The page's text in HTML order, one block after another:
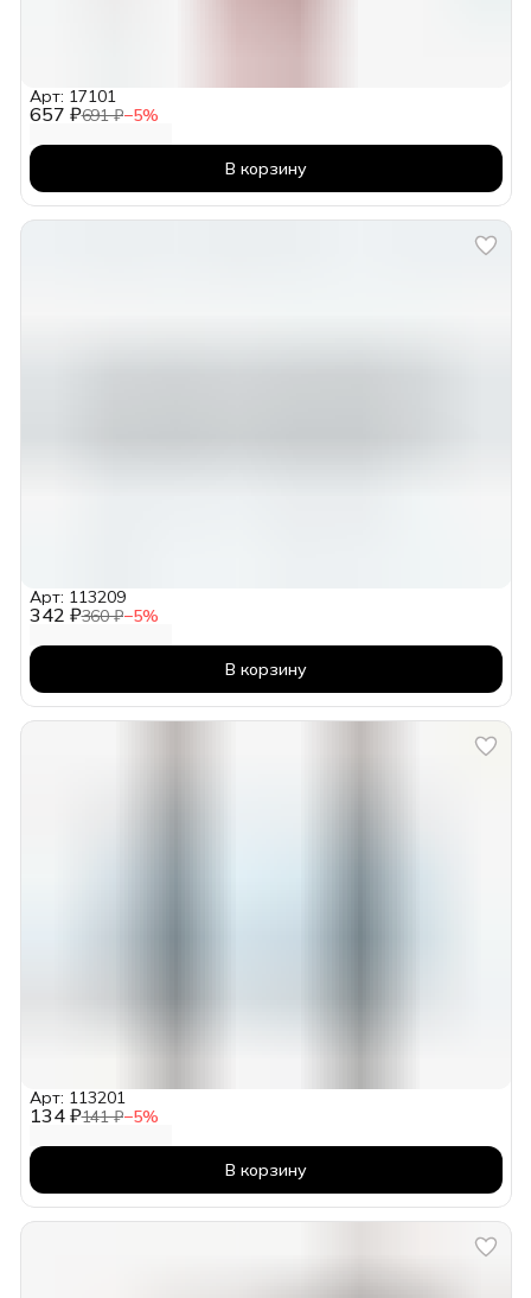
657 ₽691 ₽−5%
Арт: 17101
В корзину
342 ₽360 ₽−5%
Арт: 113209
В корзину
134 ₽141 ₽−5%
Арт: 113201
В корзину